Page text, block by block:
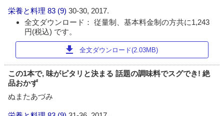
栄養と料理 83 (9)30-30, 2017.
全文ダウンロード： 従量制、基本料金制の方共に1,243
円(税込) です。
download 全文ダウンロード(2.03MB)
この1本で, 味がピタリと決まる 話題の調味料でスグでき! 絶
品おかず
ぬまたあづみ